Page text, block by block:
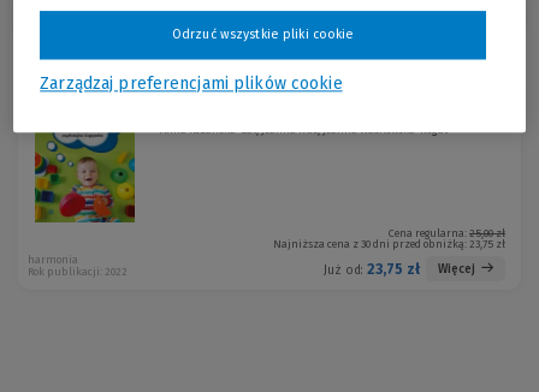
Sortuj:
Anna Różańska-Gał, Joanna Kuś, Joanna Wasilewska-Kogut
Cena regularna: 25,00 zł
Najniższa cena z 30 dni przed obniżką: 23,75 zł
Już od: 23,75 zł Więcej
harmonia
Rok publikacji: 2022
Zarządzaj preferencjami plików cookie
Odrzuć wszystkie pliki cookie